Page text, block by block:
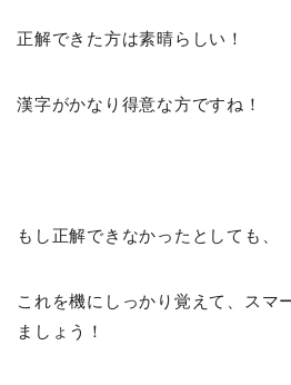
正解できた方は素晴らしい！
漢字がかなり得意な方ですね！
もし正解できなかったとしても、
これを機にしっかり覚えて、スマ
ましょう！